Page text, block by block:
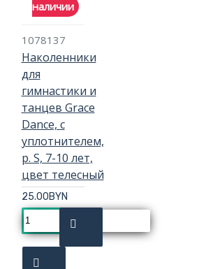
наличии
1078137
Наколенники
для
гимнастики и
танцев Grace
Dance, с
уплотнителем,
р. S, 7-10 лет,
цвет телесный
25.00BYN